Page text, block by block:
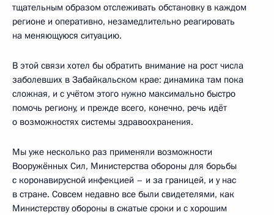
тщательным образом отслеживать обстановку в каждом
регионе и оперативно, незамедлительно реагировать
на меняющуюся ситуацию.
В этой связи хотел бы обратить внимание на рост числа
заболевших в Забайкальском крае: динамика там пока
сложная, и с учётом этого нужно максимально быстро
помочь региону, и прежде всего, конечно, речь идёт
о возможностях системы здравоохранения.
Мы уже несколько раз применяли возможности
Вооружённых Сил, Министерства обороны для борьбы
с коронавирусной инфекцией – и за границей, и у нас
в стране. Совсем недавно все были свидетелями, как
Министерству обороны в сжатые сроки и с хорошим